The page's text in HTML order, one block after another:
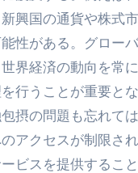
興国の通貨や株式
性がある。グロー
界経済の動向を常
行うことが重要とな
摂の問題も忘れて
アクセスが制限さ
ビスを提供するこ